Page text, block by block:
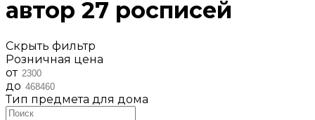
автор 27 росписей
Скрыть фильтр
Розничная цена
от
до
Тип предмета для дома